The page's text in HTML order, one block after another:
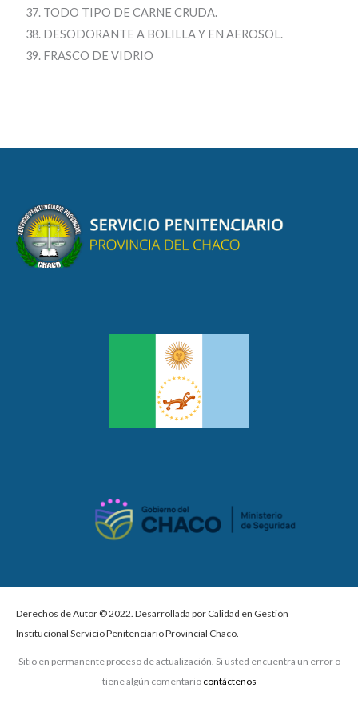
TODO TIPO DE CARNE CRUDA.
DESODORANTE A BOLILLA Y EN AEROSOL.
FRASCO DE VIDRIO
Derechos de Autor © 2022. Desarrollada por Calidad en Gestión
Institucional Servicio Penitenciario Provincial Chaco.
Sitio en permanente proceso de actualización. Si usted encuentra un error o
tiene algún comentario contáctenos